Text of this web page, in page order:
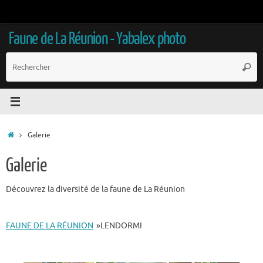
contenu
Faune de La Réunion - Yabalex photo
:
Accueil
Galerie
Galerie
Découvrez la diversité de la faune de La Réunion
FAUNE DE LA RÉUNION »LENDORMI